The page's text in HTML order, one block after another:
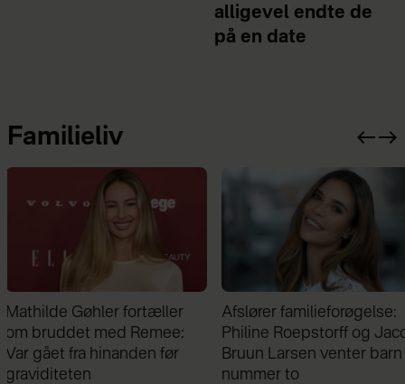
alligevel endte de
på en date
Familieliv
Afslører familieforøgelse:
Philine Roepstorff og Jacob
Bruun Larsen venter barn
nummer to
Freja blev født tre
for tidligt og vejede kun
gram: ”Jeg gik i chok”